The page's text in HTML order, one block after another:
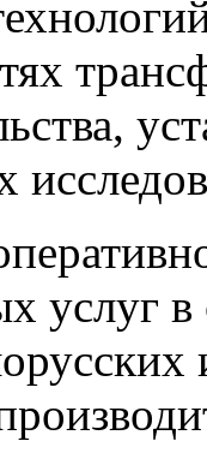
услуг в